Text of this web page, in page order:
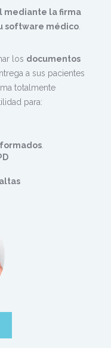
mediante la firma
software médico
los documentos
a sus pacientes
totalmente
para: